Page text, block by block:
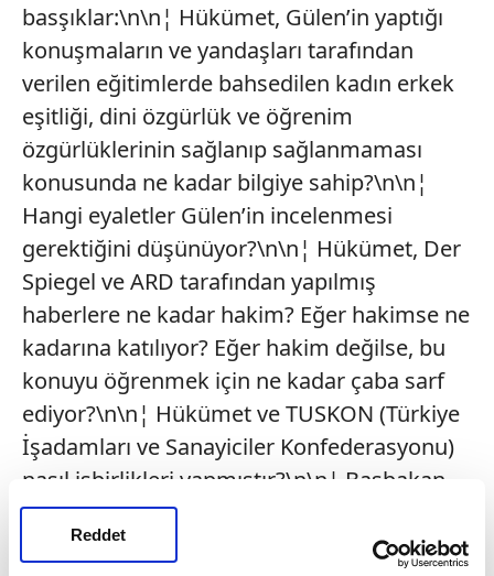
Reddet
basşıklar:\n\n¦ Hükümet, Gülen’in yaptığı
konuşmaların ve yandaşları tarafından
verilen eğitimlerde bahsedilen kadın erkek
eşitliği, dini özgürlük ve öğrenim
özgürlüklerinin sağlanıp sağlanmaması
konusunda ne kadar bilgiye sahip?\n\n¦
Hangi eyaletler Gülen’in incelenmesi
gerektiğini düşünüyor?\n\n¦ Hükümet, Der
Spiegel ve ARD tarafından yapılmış
haberlere ne kadar hakim? Eğer hakimse ne
kadarına katılıyor? Eğer hakim değilse, bu
konuyu öğrenmek için ne kadar çaba sarf
ediyor?\n\n¦ Hükümet ve TUSKON (Türkiye
İşadamları ve Sanayiciler Konfederasyonu)
nasıl işbirlikleri yapmıştır?\n\n¦ Başbakan
Erdoğan, Gülen’in Türkiye’de paralel devlet
oluşturduğu ve hukuk sistemine karşı bir